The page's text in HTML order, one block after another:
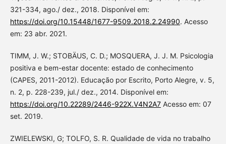
321-334, ago./ dez., 2018. Disponível em:
https://doi.org/10.15448/1677-9509.2018.2.24990. Acesso
em: 23 abr. 2021.
TIMM, J. W.; STOBÄUS, C. D.; MOSQUERA, J. J. M. Psicologia
positiva e bem-estar docente: estado de conhecimento
(CAPES, 2011-2012). Educação por Escrito, Porto Alegre, v. 5,
n. 2, p. 228-239, jul./ dez., 2014. Disponível em:
https://doi.org/10.22289/2446-922X.V4N2A7Acesso em: 07
set. 2019.
ZWIELEWSKI, G; TOLFO, S. R. Qualidade de vida no trabalho